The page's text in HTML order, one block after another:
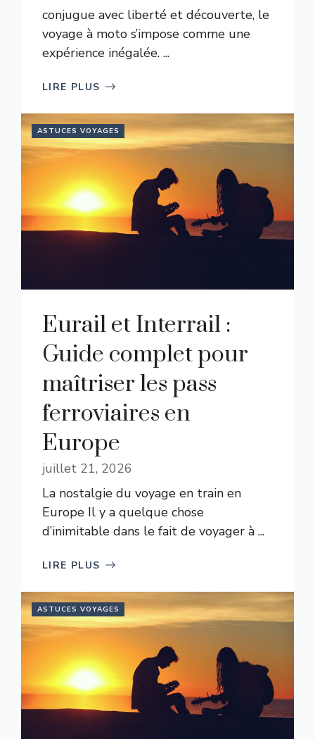
conjugue avec liberté et découverte, le
voyage à moto s’impose comme une
expérience inégalée. ...
LIRE PLUS
ASTUCES VOYAGES
Eurail et Interrail :
Guide complet pour
maîtriser les pass
ferroviaires en
Europe
juillet 21, 2026
La nostalgie du voyage en train en
Europe Il y a quelque chose
d’inimitable dans le fait de voyager à ...
LIRE PLUS
ASTUCES VOYAGES